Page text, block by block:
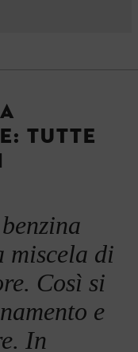
TUTTE
miscela di
Così si
e
In